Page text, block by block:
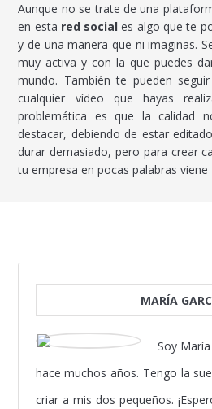
Aunque no se trate de una
en esta red social es algo que te
y de una manera que ni imaginas.
muy activa y con la que puedes
mundo. También te pueden
cualquier vídeo que hayas
problemática es que la calidad
destacar, debiendo de estar
durar demasiado, pero para crear
tu empresa en pocas palabras viene
MARÍA
Soy
hace muchos años. Tengo la
criar a mis dos pequeños.